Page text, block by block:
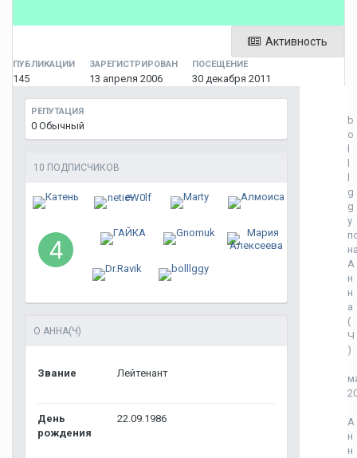
Активность
ПУБЛИКАЦИИ
145
ЗАРЕГИСТРИРОВАН
13 апреля 2006
ПОСЕЩЕНИЕ
30 декабря 2011
РЕПУТАЦИЯ
0 Обычный
10 ПОДПИСЧИКОВ
О АННА(Ч)
Звание Лейтенант
День
рождения
22.09.1986
b
o
g
g
y
А
н
н
а
(
Ч
)
А
н
н